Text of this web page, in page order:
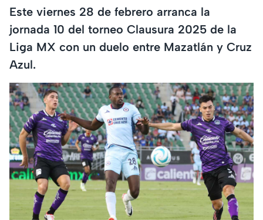
Este viernes 28 de febrero arranca la
jornada 10 del torneo Clausura 2025 de la
Liga MX con un duelo entre Mazatlán y Cruz
Azul.